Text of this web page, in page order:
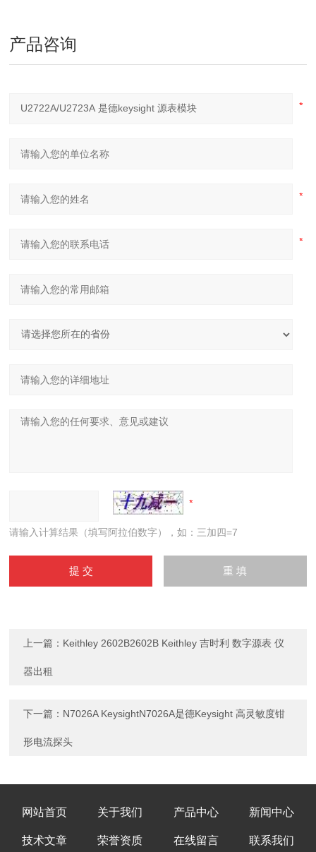
产品咨询
请输入计算结果（填写阿拉伯数字），如：三加四=7
上一篇： Keithley 2602B2602B Keithley 吉时利 数字源表 仪
器出租
下一篇： N7026A KeysightN7026A是德Keysight 高灵敏度钳
形电流探头
网站首页 关于我们 产品中心 新闻中心
技术文章 荣誉资质 在线留言 联系我们